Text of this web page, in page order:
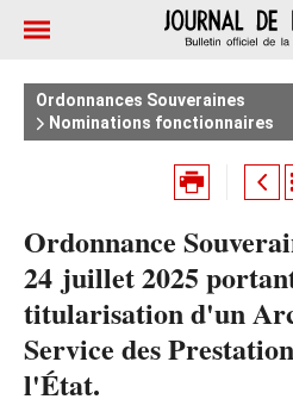
Ordonnances Souveraines
Nominations fonctionnaires
Ordonnance
24 juillet 2025
titularisation d'un
Service des
l'État.